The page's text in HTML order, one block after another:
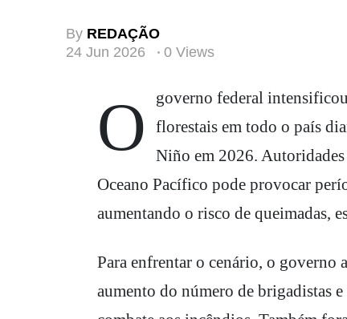
By REDAÇÃO
24 Jun 2026
0 Views
O governo federal intensificou as medidas de prevenção e combate aos incêndios
florestais em todo o país
Niño em 2026. Autoridades
Oceano Pacífico pode provocar
aumentando o risco de queimadas,
Para enfrentar o cenário, o
aumento do número de brigadistas